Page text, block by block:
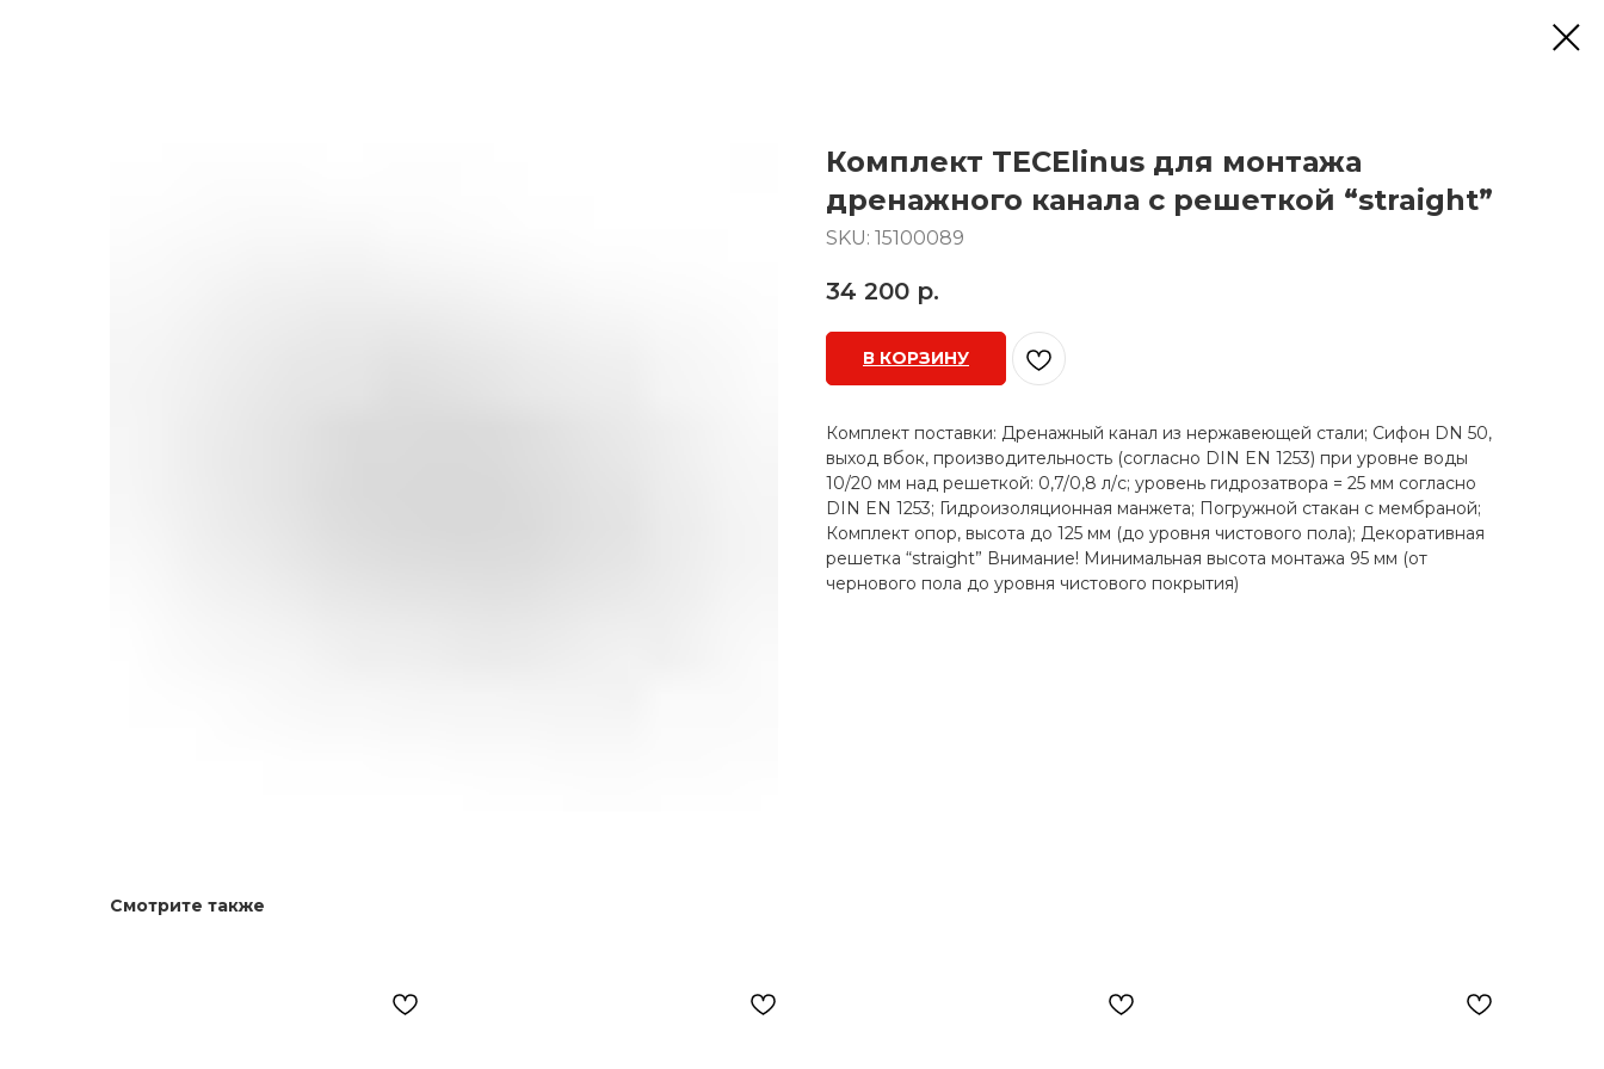
Комплект TECElinus для монтажа
дренажного канала с решеткой “straight”
SKU: 15100089
34 200 р.
В КОРЗИНУ
Комплект поставки: Дренажный канал из нержавеющей стали; Сифон DN 50,
выход вбок, производительность (согласно DIN EN 1253) при уровне воды
10/20 мм над решеткой: 0,7/0,8 л/с; уровень гидрозатвора = 25 мм согласно
DIN EN 1253; Гидроизоляционная манжета; Погружной стакан с мембраной;
Комплект опор, высота до 125 мм (до уровня чистового пола); Декоративная
решетка “straight” Внимание! Минимальная высота монтажа 95 мм (от
чернового пола до уровня чистового покрытия)
Смотрите также